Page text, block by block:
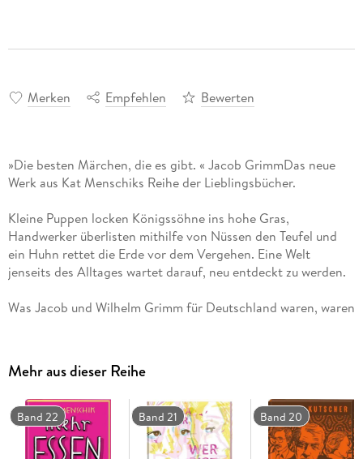
Merken Empfehlen Bewerten
»Die besten Märchen, die es gibt. « Jacob GrimmDas neue
Werk aus Kat Menschiks Reihe der Lieblingsbücher.
Kleine Puppen locken Königssöhne ins hohe Gras,
Handwerker überlisten mithilfe von Nüssen den Teufel und
ein Huhn rettet die Erde vor dem Vergehen. Eine Welt
jenseits des Alltages wartet darauf, neu entdeckt zu werden.
Was Jacob und Wilhelm Grimm für Deutschland waren, waren
Die Seele eines Landes ist fest verankert in den Geschichten,
die sich seine Bewohner über Generationen hinweg abends
erzählten. Sie erweckten mit ihren Erzählungen eine
phantastische und zugleich raue Welt zum Leben, die
einerseits geprägt war von Moral und Sittenlehre und
andererseits von Sehnsüchten und den Träumen der
Mehr aus dieser Reihe
Band 22 Band 21 Band 20